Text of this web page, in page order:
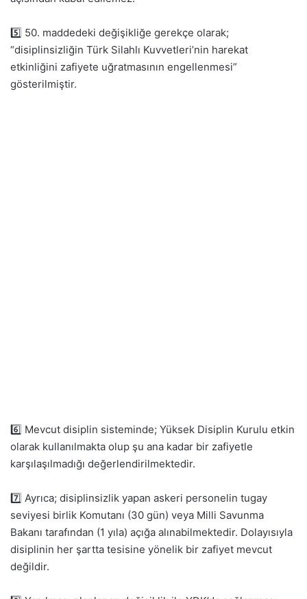
5️⃣ 50. maddedeki değişikliğe gerekçe olarak;
“disiplinsizliğin Türk Silahlı Kuvvetleri’nin harekat
etkinliğini zafiyete uğratmasının engellenmesi”
gösterilmiştir.
6️⃣ Mevcut disiplin sisteminde; Yüksek Disiplin Kurulu etkin
olarak kullanılmakta olup şu ana kadar bir zafiyetle
karşılaşılmadığı değerlendirilmektedir.
7️⃣ Ayrıca; disiplinsizlik yapan askeri personelin tugay
seviyesi birlik Komutanı (30 gün) veya Milli Savunma
Bakanı tarafından (1 yıla) açığa alınabilmektedir. Dolayısıyla
disiplinin her şartta tesisine yönelik bir zafiyet mevcut
değildir.